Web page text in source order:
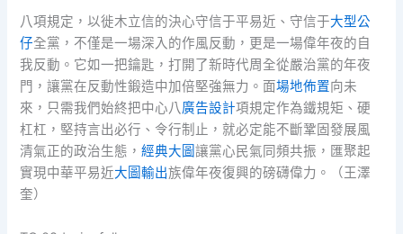
八項規定，以徙木立信的決心守信于平易近、守信于大型公
仔全黨，不僅是一場深入的作風反動，更是一場偉年夜的自
我反動。它如一把鑰匙，打開了新時代周全從嚴治黨的年夜
門，讓黨在反動性鍛造中加倍堅強無力。面場地佈置向未
來，只需我們始終把中心八廣告設計項規定作為鐵規矩、硬
杠杠，堅持言出必行、令行制止，就必定能不斷鞏固發展風
清氣正的政治生態，經典大圖讓黨心民氣同頻共振，匯聚起
實現中華平易近大圖輸出族偉年夜復興的磅礴偉力。（王澤
奎）